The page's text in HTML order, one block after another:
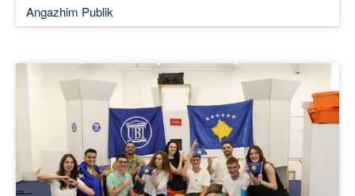
Angazhim Publik